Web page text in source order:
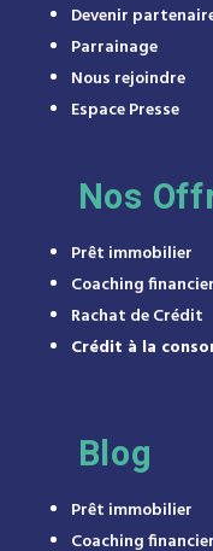
Devenir
Parrainage
Nous rejoindre
Espace Presse
Nos
Prêt immobilier
Coaching financier
Rachat de Crédit
Crédit à la
Blog
Prêt immobilier
Coaching financier